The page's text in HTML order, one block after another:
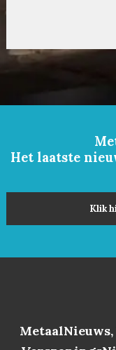
Het laatste
Klik